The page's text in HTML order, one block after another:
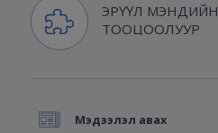
ЭРҮҮЛ МЭНДИЙН
ТООЦООЛУУР
Мэдээлэл авах